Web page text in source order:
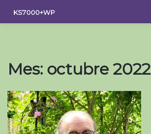
contenido
KS7000+WP
Mes: octubre 2022